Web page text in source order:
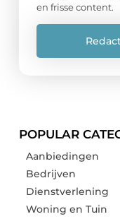
en frisse content.
POPULAR
Aanbiedingen
Bedrijven
Dienstverlening
Woning en Tuin